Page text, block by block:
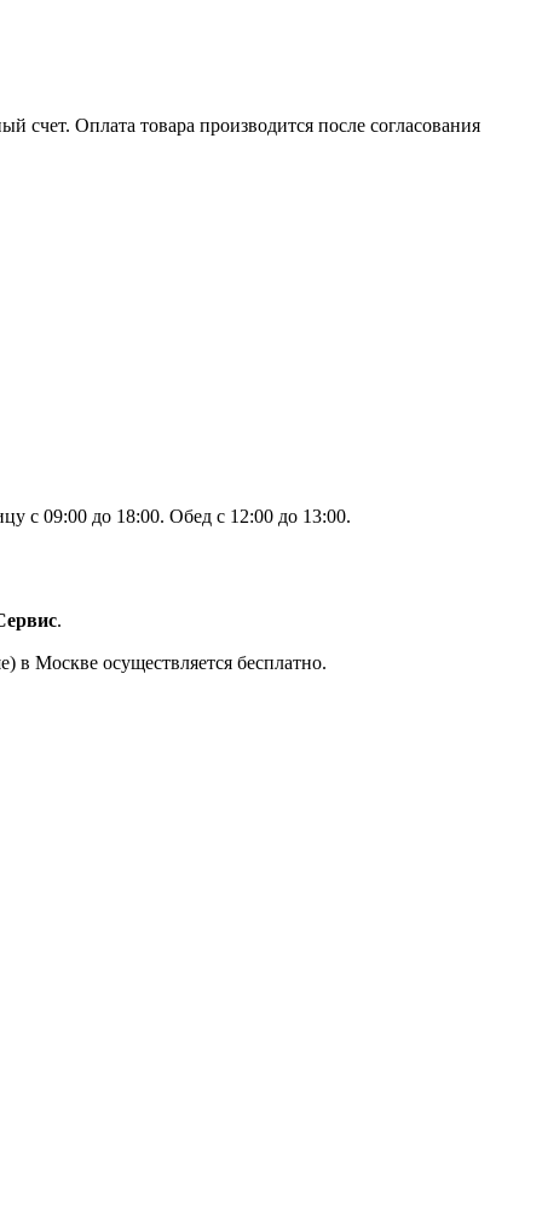
счет. Оплата товара производится после согласования
с 09:00 до 18:00. Обед с 12:00 до 13:00.
.
в Москве осуществляется бесплатно.